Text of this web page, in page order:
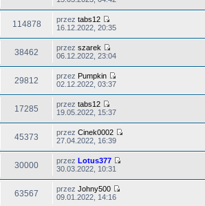
114878 przez tabs12
16.12.2022, 20:35
38462 przez szarek
06.12.2022, 23:04
29812 przez Pumpkin
02.12.2022, 03:37
17285 przez tabs12
19.05.2022, 15:37
45373 przez Cinek0002
27.04.2022, 16:39
30000 przez Lotus377
30.03.2022, 10:31
63567 przez Johny500
09.01.2022, 14:16